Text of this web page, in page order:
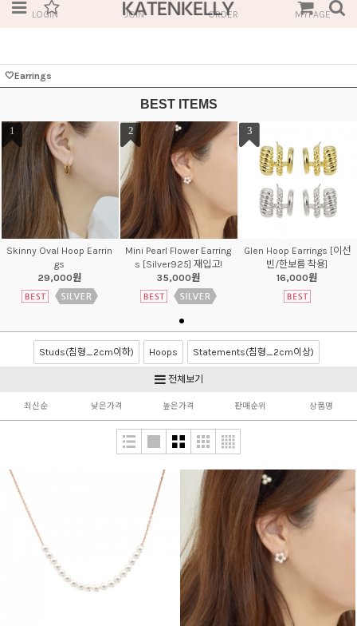
LOGIN JOIN ORDER MYPAGE
🤍Earrings
BEST ITEMS
1
Skinny Oval Hoop Earrin
gs
29,000원
2
Mini Pearl Flower Earring
s [Silver925] 재입고!
35,000원
3
Glen Hoop Earrings [이선
빈/한보름 착용]
16,000원
Studs(침형_2cm이하) Hoops Statements(침형_2cm이상)
Silver925 & Gold Non pierced
전체보기
최신순 낮은가격 높은가격 판매순위 상품명